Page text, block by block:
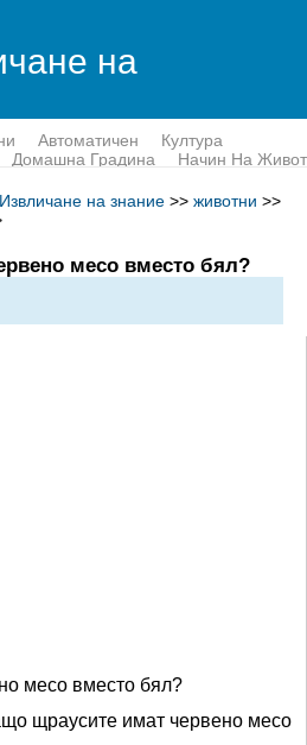
на
Автоматичен
Култура
Домашна Градина
Начин На Живот
Извличане на знание >> животни >>
месо вместо бял?
месо вместо бял?
щраусите имат червено месо